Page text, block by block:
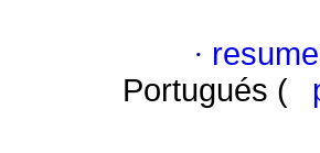
·
Portugués (